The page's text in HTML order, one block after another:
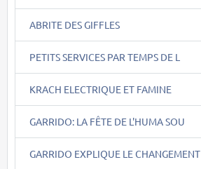
ABRITE DES GIFFLES
PETITS SERVICES PAR TEMPS DE L
KRACH ELECTRIQUE ET FAMINE
GARRIDO: LA FÊTE DE L'HUMA SOU
GARRIDO EXPLIQUE LE CHANGEMENT